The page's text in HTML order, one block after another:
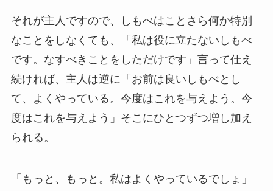
それが主人ですので、しもべはことさら何か特別
なことをしなくても、「私は役に立たないしもべ
です。なすべきことをしただけです」言って仕え
続ければ、主人は逆に「お前は良いしもべとし
て、よくやっている。今度はこれを与えよう。今
度はこれを与えよう」そこにひとつずつ増し加え
られる。
「もっと、もっと。私はよくやっているでしょ」